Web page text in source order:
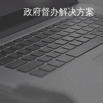
政府督办解决方案